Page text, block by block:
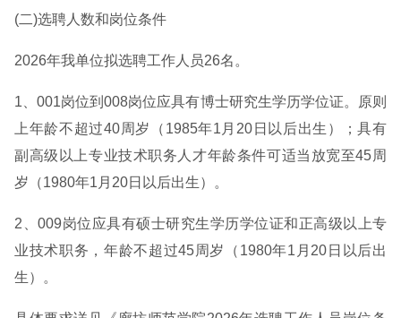
(二)选聘人数和岗位条件
2026年我单位拟选聘工作人员26名。
1、001岗位到008岗位应具有博士研究生学历学位证。原则
上年龄不超过40周岁（1985年1月20日以后出生）；具有
副高级以上专业技术职务人才年龄条件可适当放宽至45周
岁（1980年1月20日以后出生）。
2、009岗位应具有硕士研究生学历学位证和正高级以上专
业技术职务，年龄不超过45周岁（1980年1月20日以后出
生）。